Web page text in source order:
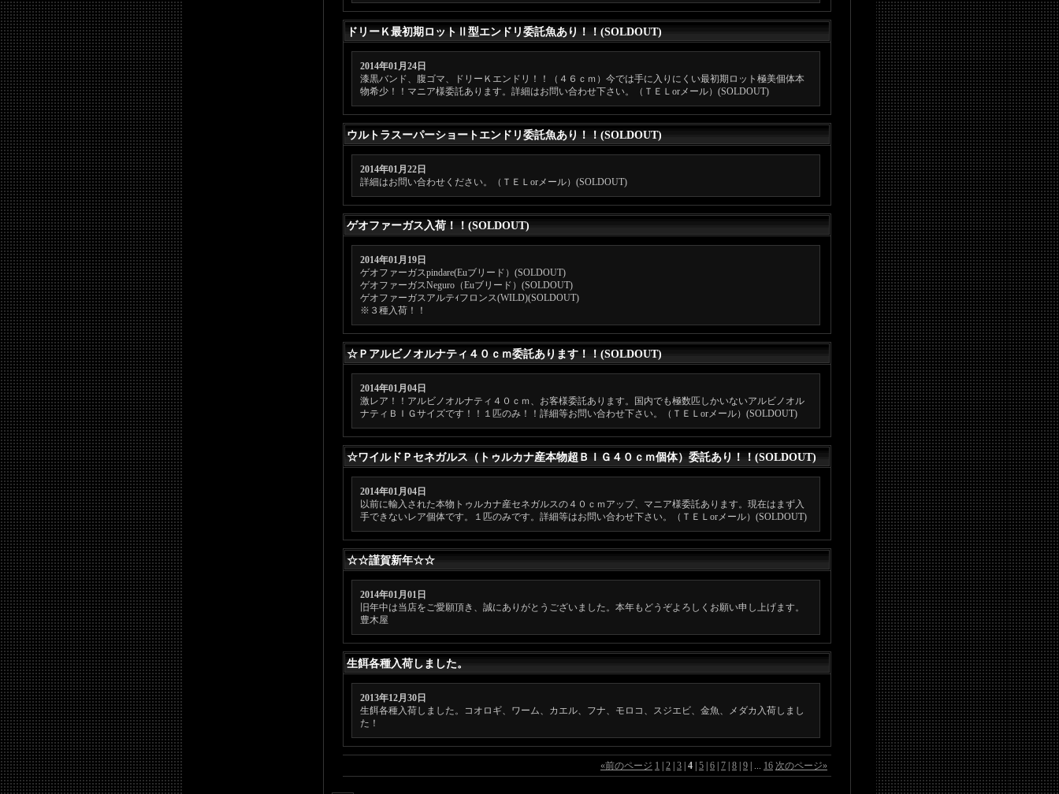
ドリーＫ最初期ロットⅡ型エンドリ委託魚あり！！(SOLDOUT)
2014年01月24日
漆黒バンド、腹ゴマ、ドリーＫエンドリ！！（４６ｃｍ）今では手に入りにくい最初期ロット極美個体本
物希少！！マニア様委託あります。詳細はお問い合わせ下さい。（ＴＥＬorメール）(SOLDOUT)
ウルトラスーパーショートエンドリ委託魚あり！！(SOLDOUT)
2014年01月22日
詳細はお問い合わせください。（ＴＥＬorメール）(SOLDOUT)
ゲオファーガス入荷！！(SOLDOUT)
2014年01月19日
ゲオファーガスpindare(Euブリード）(SOLDOUT)
ゲオファーガスNeguro（Euブリード）(SOLDOUT)
ゲオファーガスアルテｨフロンス(WILD)(SOLDOUT)
※３種入荷！！
☆Ｐアルビノオルナティ４０ｃｍ委託あります！！(SOLDOUT)
2014年01月04日
激レア！！アルビノオルナティ４０ｃｍ、お客様委託あります。国内でも極数匹しかいないアルビノオル
ナティＢＩＧサイズです！！１匹のみ！！詳細等お問い合わせ下さい。（ＴＥＬorメール）(SOLDOUT)
☆ワイルドＰセネガルス（トゥルカナ産本物超ＢＩＧ４０ｃｍ個体）委託あり！！(SOLDOUT)
2014年01月04日
以前に輸入された本物トゥルカナ産セネガルスの４０ｃｍアップ、マニア様委託あります。現在はまず入
手できないレア個体です。１匹のみです。詳細等はお問い合わせ下さい。（ＴＥＬorメール）(SOLDOUT)
☆☆謹賀新年☆☆
2014年01月01日
旧年中は当店をご愛願頂き、誠にありがとうございました。本年もどうぞよろしくお願い申し上げます。
豊木屋
生餌各種入荷しました。
2013年12月30日
生餌各種入荷しました。コオロギ、ワーム、カエル、フナ、モロコ、スジエビ、金魚、メダカ入荷しまし
た！
«前のページ 1 2 3 4 5 6 7 8 9 ... 16 次のページ»